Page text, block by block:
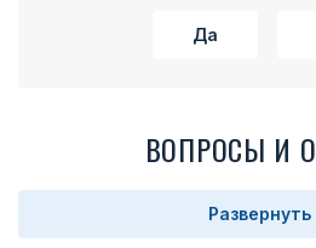
Да
ВОПРОСЫ И
Развернуть